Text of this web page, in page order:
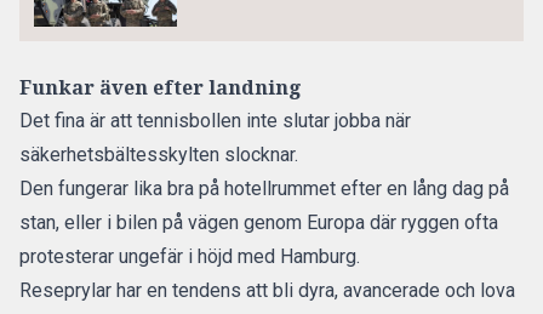
Funkar även efter landning
Det fina är att tennisbollen inte slutar jobba när
säkerhetsbältesskylten slocknar.
Den fungerar lika bra på hotellrummet efter en lång dag på
stan, eller i bilen på vägen genom Europa där ryggen ofta
protesterar ungefär i höjd med Hamburg.
Reseprylar har en tendens att bli dyra, avancerade och lova